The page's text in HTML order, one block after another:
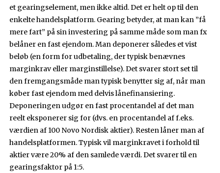
et gearingselement, men ikke altid. Det er helt op til den
enkelte handelsplatform. Gearing betyder, at man kan ”få
mere fart” på sin investering på samme måde som man fx
belåner en fast ejendom. Man deponerer således et vist
beløb (en form for udbetaling, der typisk benævnes
marginkrav eller marginstillelse). Det svarer stort set til
den fremgangsmåde man typisk benytter sig af, når man
køber fast ejendom med delvis lånefinansiering.
Deponeringen udgør en fast procentandel af det man
reelt eksponerer sig for (dvs. en procentandel af f.eks.
værdien af 100 Novo Nordisk aktier). Resten låner man af
handelsplatformen. Typisk vil marginkravet i forhold til
aktier være 20% af den samlede værdi. Det svarer til en
gearingsfaktor på 1:5.